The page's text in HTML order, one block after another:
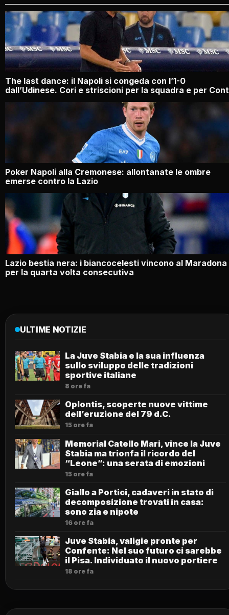
The last dance: il Napoli si congeda con l’1-0
dall’Udinese. Cori e striscioni per la squadra e per
Poker Napoli alla Cremonese: allontanate le ombre
emerse contro la Lazio
Lazio bestia nera: i biancocelesti vincono al Maradona
per la quarta volta consecutiva
ULTIME NOTIZIE
La Juve Stabia e la sua influenza
sullo sviluppo delle tradizioni
sportive italiane
8 ore fa
Oplontis, scoperte nuove vittime
dell’eruzione del 79 d.C.
15 ore fa
Memorial Catello Mari, vince la Juve
Stabia ma trionfa il ricordo del
“Leone”: una serata di emozioni
15 ore fa
Giallo a Portici, cadaveri in stato di
decomposizione trovati in casa:
sono zia e nipote
16 ore fa
Juve Stabia, valigie pronte per
Confente: Nel suo futuro ci sarebbe
il Pisa. Individuato il nuovo portiere
18 ore fa